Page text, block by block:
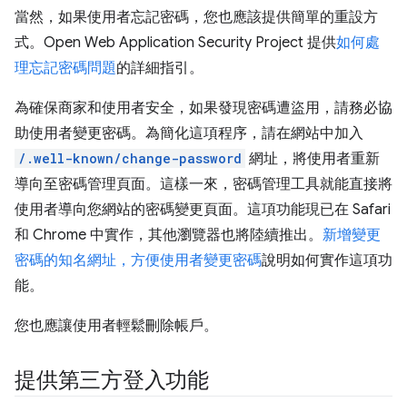
當然，如果使用者忘記密碼，您也應該提供簡單的重設方
式。Open Web Application Security Project 提供如何處
理忘記密碼問題的詳細指引。
為確保商家和使用者安全，如果發現密碼遭盜用，請務必協
助使用者變更密碼。為簡化這項程序，請在網站中加入
/.well-known/change-password 網址，將使用者重新
導向至密碼管理頁面。這樣一來，密碼管理工具就能直接將
使用者導向您網站的密碼變更頁面。這項功能現已在 Safari
和 Chrome 中實作，其他瀏覽器也將陸續推出。 新增變更
密碼的知名網址，方便使用者變更密碼說明如何實作這項功
能。
您也應讓使用者輕鬆刪除帳戶。
提供第三方登入功能